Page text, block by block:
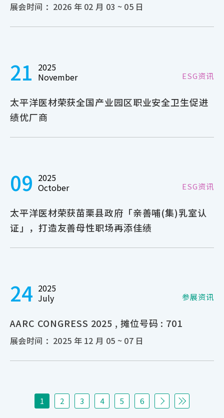
展会时间 ：2026 年 02 月 03 ~ 05 日
21 2025
November
ESG资讯
太平洋医材荣获全国产业园区职业安全卫生促进
绩优厂商
09 2025
October
ESG资讯
太平洋医材荣获苗栗县政府「亲善哺(集)乳室认
证」，打造友善母性职场再添佳绩
24 2025
July
参展资讯
AARC CONGRESS 2025 , 摊位号码 : 701
展会时间 ：2025 年 12 月 05 ~ 07 日
1 2 3 4 5 6